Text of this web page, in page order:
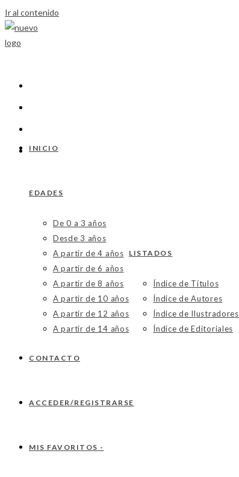
Ir al contenido
INICIO
EDADES
De 0 a 3 años
Desde 3 años
A partir de 4 años
A partir de 6 años
A partir de 8 años
A partir de 10 años
A partir de 12 años
A partir de 14 años
LISTADOS
Índice de Títulos
Índice de Autores
Índice de Ilustradores
Índice de Editoriales
CONTACTO
ACCEDER/REGISTRARSE
MIS FAVORITOS -